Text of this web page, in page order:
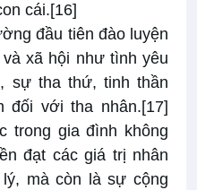
cái.[16]
đầu tiên đào luyện
xã hội như tình yêu
sự tha thứ, tinh thần
đối với tha nhân.[17]
trong gia đình không
đạt các giá trị nhân
mà còn là sự cộng